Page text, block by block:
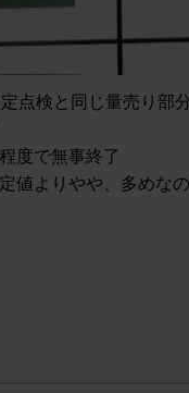
点検と同じ量売り部
度で無事終了
値よりやや、多めな